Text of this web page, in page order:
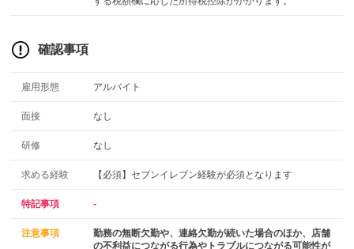
確認事項
雇用形態 アルバイト
面接 なし
研修 なし
求める経験 【必須】セブンイレブン経験が必須となります
特記事項 -
注意事項
勤務の無断欠勤や、連絡欠勤が続いた場合のほか、店舗
の不利益につながる行為やトラブルにつながる可能性が